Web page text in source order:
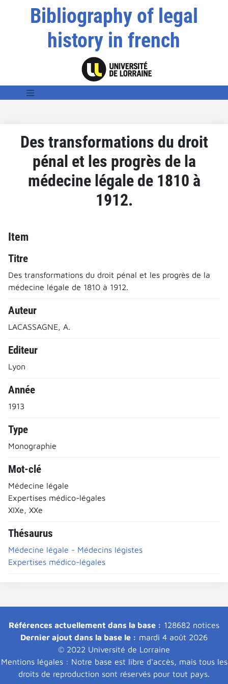
Bibliography of legal
history in french
Des transformations du droit
pénal et les progrès de la
médecine légale de 1810 à
1912.
Item
Titre
Des transformations du droit pénal et les progrès de la
médecine légale de 1810 à 1912.
Auteur
LACASSAGNE, A.
Editeur
Lyon
Année
1913
Type
Monographie
Mot-clé
Médecine légale
Expertises médico-légales
XIXe, XXe
Thésaurus
Médecine légale - Médecins légistes
Expertises médico-légales
Références actuellement dans la base : 128682 notices
Dernier ajout dans la base le : mardi 4 août 2026
© 2022 Université de Lorraine
Mentions légales : Notre base est libre d'accès, mais tous les
droits de reproduction sont réservés pour tout pays.